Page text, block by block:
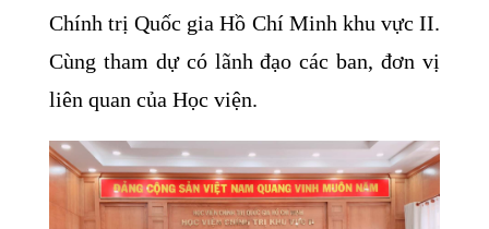
Chính trị Quốc gia Hồ Chí Minh khu vực II.
Cùng tham dự có lãnh đạo các ban, đơn vị
liên quan của Học viện.